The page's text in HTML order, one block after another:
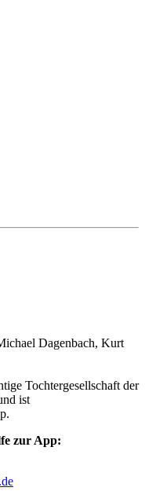
Dagenbach, Kurt
Tochtergesellschaft der
ist
zur App: